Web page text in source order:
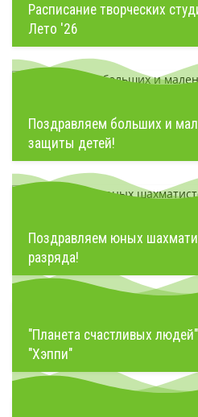
Расписание творческих
Лето '26
Поздравляем больших и
защиты детей!
Поздравляем юных
разряда!
"Планета счастливых
"Хэппи"